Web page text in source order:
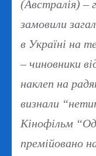
(Австралія) –
замовили
в Україні на
– чиновники
наклеп на
визнали
Кінофільм
премійовано